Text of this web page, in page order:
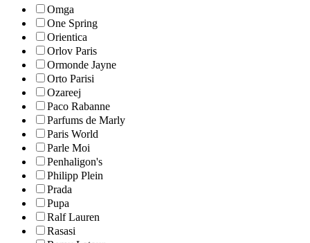
Omga
One Spring
Orientica
Orlov Paris
Ormonde Jayne
Orto Parisi
Ozareej
Paco Rabanne
Parfums de Marly
Paris World
Parle Moi
Penhaligon's
Philipp Plein
Prada
Pupa
Ralf Lauren
Rasasi